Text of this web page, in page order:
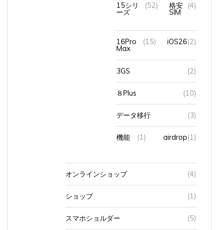
15シリ
ーズ
(52) 格安
SIM
(4)
16Pro
Max
(15) iOS26(2)
3GS (2)
８Plus (10)
データ移行 (3)
機能 (1) airdrop(1)
オンラインショップ (4)
ショップ (1)
スマホショルダー (5)